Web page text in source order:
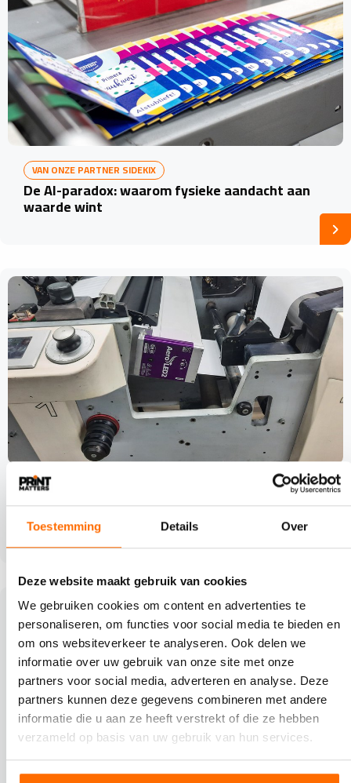
Toestemming Details Over
Deze website maakt gebruik van cookies
We gebruiken cookies om content en advertenties te
personaliseren, om functies voor social media te bieden en
om ons websiteverkeer te analyseren. Ook delen we
informatie over uw gebruik van onze site met onze
partners voor social media, adverteren en analyse. Deze
partners kunnen deze gegevens combineren met andere
informatie die u aan ze heeft verstrekt of die ze hebben
verzameld op basis van uw gebruik van hun services.
VAN ONZE PARTNER SIDEKIX
De AI-paradox: waarom fysieke aandacht aan
waarde wint
VAN ONZE PARTNER SADECHAF
LED-technologie bij ABC Labels: duurzaam,
efficiënt en toekomstgericht